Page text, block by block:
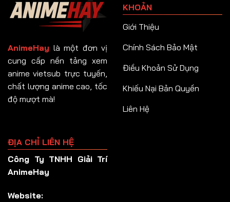
AnimeHay là một đơn vị
cung cấp nền tảng xem
anime vietsub trực tuyến,
chất lượng anime cao, tốc
độ mượt mà!
KHOẢN
Giới Thiệu
Chính Sách Bảo Mật
Điều Khoản Sử Dụng
Khiếu Nại Bản Quyền
Liên Hệ
ĐỊA CHỈ LIÊN HỆ
Công Ty TNHH Giải Trí
AnimeHay
Website: